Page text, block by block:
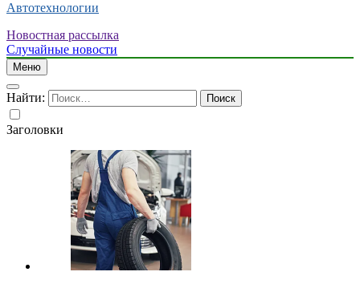
Автотехнологии
Новостная рассылка
Случайные новости
Меню
Найти:
Заголовки